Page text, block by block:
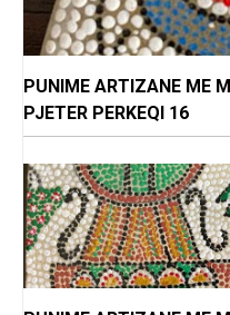
PUNIME ARTIZANE ME
PJETER PERKEQI 16